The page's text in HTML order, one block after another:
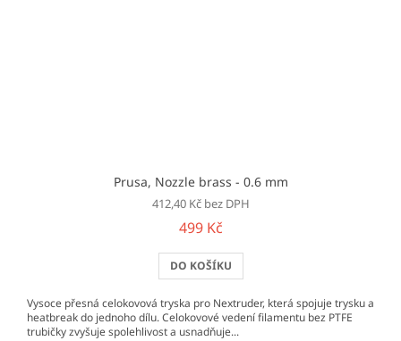
Prusa, Nozzle brass - 0.6 mm
412,40 Kč bez DPH
499 Kč
DO KOŠÍKU
Vysoce přesná celokovová tryska pro Nextruder, která spojuje trysku a
heatbreak do jednoho dílu. Celokovové vedení filamentu bez PTFE
trubičky zvyšuje spolehlivost a usnadňuje...